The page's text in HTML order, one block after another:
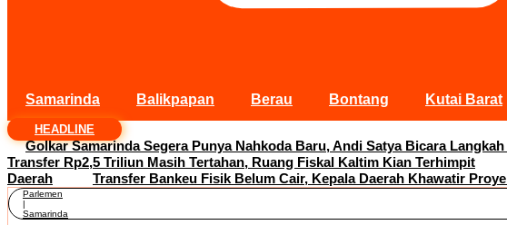
Samarinda Balikpapan Berau Bontang Kutai Barat
HEADLINE
Golkar Samarinda Segera Punya Nahkoda Baru, Andi Satya Bicara Langkah
Transfer Rp2,5 Triliun Masih Tertahan, Ruang Fiskal Kaltim Kian Terhimpit
Daerah
Transfer Bankeu Fisik Belum Cair, Kepala Daerah Khawatir
Parlemen
|
Samarinda